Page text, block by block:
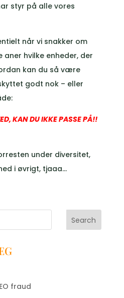
styr på alle vores
når vi snakker om
aner hvilke enheder, der
kan du så være
godt nok – eller
KAN DU IKKE PASSE PÅ!!
under diversitet,
i øvrigt, tjaaa…
Search
fraud